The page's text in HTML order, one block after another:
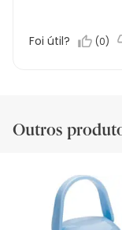
Foi útil? (0)
Outros